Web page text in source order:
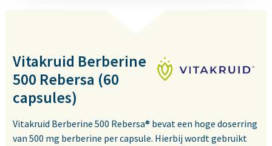
Vitakruid Berberine
500 Rebersa (60
capsules)
Vitakruid Berberine 500 Rebersa® bevat een hoge doserring
van 500 mg berberine per capsule. Hierbij wordt gebruikt